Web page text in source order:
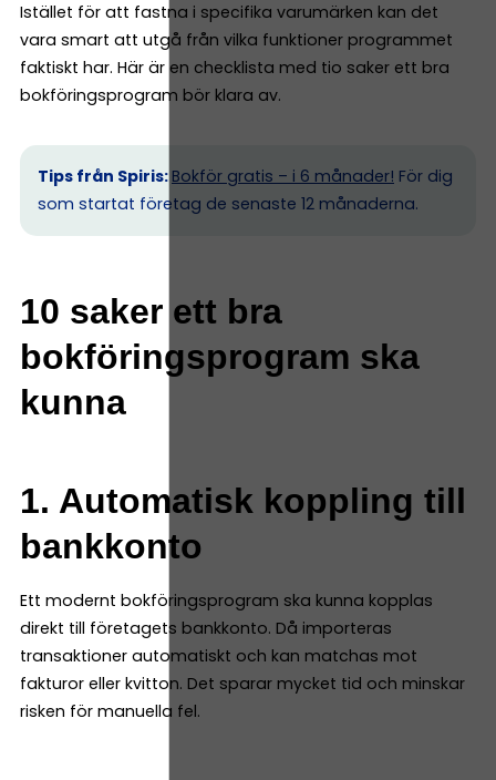
Istället för att fastna i specifika varumärken kan det
vara smart att utgå från vilka funktioner programmet
faktiskt har. Här är en checklista med tio saker ett bra
bokföringsprogram bör klara av.
Tips från Spiris: Bokför gratis – i 6 månader! För dig
som startat företag de senaste 12 månaderna.
10 saker ett bra
bokföringsprogram ska
kunna
1. Automatisk koppling till
bankkonto
Ett modernt bokföringsprogram ska kunna kopplas
direkt till företagets bankkonto. Då importeras
transaktioner automatiskt och kan matchas mot
fakturor eller kvitton. Det sparar mycket tid och minskar
risken för manuella fel.